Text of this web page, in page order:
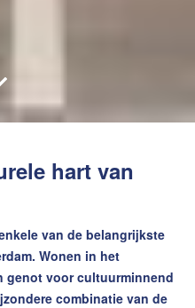
hart van
van de belangrijkste
Wonen in het
genot voor cultuurminnend
combinatie van de